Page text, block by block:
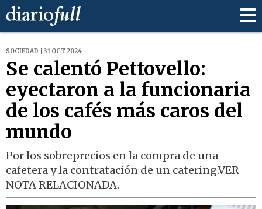
SOCIEDAD | 31 OCT 2024
Se calentó Pettovello:
eyectaron a la funcionaria
de los cafés más caros del
mundo
Por los sobreprecios en la compra de una
cafetera y la contratación de un catering.VER
NOTA RELACIONADA.